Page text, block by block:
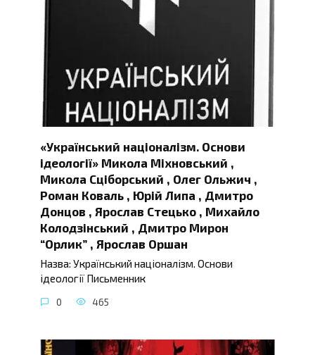
«Український націоналізм. Основи
ідеології» Микола Міхновський ,
Микола Сціборський , Олег Ольжич ,
Роман Коваль , Юрій Липа , Дмитро
Донцов , Ярослав Стецько , Михайло
Колодзінський , Дмитро Мирон
“Орлик” , Ярослав Оршан
Назва: Український націоналізм. Основи
ідеології Письменник
0 465